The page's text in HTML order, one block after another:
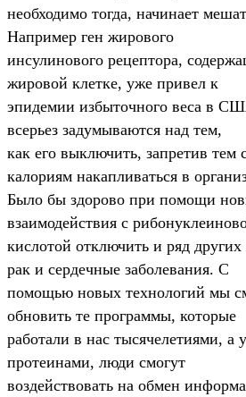
необходимо тогда, начинает
Например ген жирового
инсулинового рецептора,
жировой клетке, уже привел к
эпидемии избыточного веса в
всерьез задумываются над тем,
как его выключить, запретив
калориям накапливаться в
Было бы здорово при помощи
взаимодействия с
кислотой отключить и ряд
рак и сердечные заболевания. С
помощью новых технологий мы
обновить те программы, которые
работали в нас тысячелетиями, а
протеинами, люди смогут
воздействовать на обмен